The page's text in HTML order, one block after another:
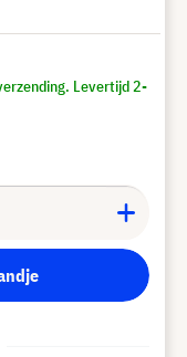
Levertijd 2-